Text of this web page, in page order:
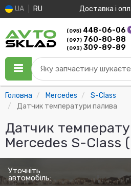
UA RU Доставка і
(095) 448-06-06
(097) 760-80-88
(093) 309-89-89
Яку запчастину
Головна Mercedes
S-Class
Датчик температури палива
Датчик
Mercedes S-Class
Уточніть
автомобіль: